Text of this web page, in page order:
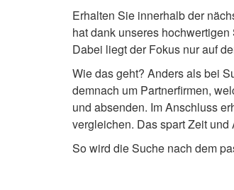
Erhalten Sie innerhalb der
hat dank unseres
Dabei liegt der Fokus nur auf
Wie das geht? Anders als bei
demnach um Partnerfirmen,
und absenden. Im Anschluss
vergleichen. Das spart Zeit
So wird die Suche nach dem